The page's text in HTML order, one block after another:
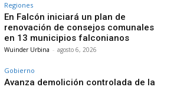
Regiones
En Falcón iniciará un plan de
renovación de consejos comunales
en 13 municipios falconianos
Wuinder Urbina - agosto 6, 2026
Gobierno
Avanza demolición controlada de la